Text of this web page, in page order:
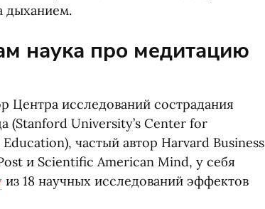
дыханием.
наука про медитацию
Центра исследований сострадания
(Stanford University’s Center for
частый автор Harvard Business
и Scientific American Mind, у себя
из 18 научных исследований эффектов